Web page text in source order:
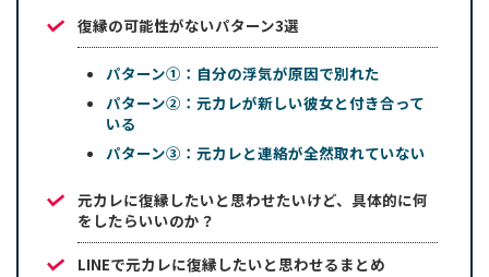
復縁の可能性がないパターン3選
パターン①：自分の浮気が原因で別れた
パターン②：元カレが新しい彼女と付き合って
いる
パターン③：元カレと連絡が全然取れていない
元カレに復縁したいと思わせたいけど、具体的に何
をしたらいいのか？
LINEで元カレに復縁したいと思わせるまとめ